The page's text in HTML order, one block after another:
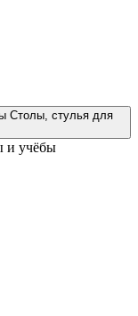
Столы, стулья для